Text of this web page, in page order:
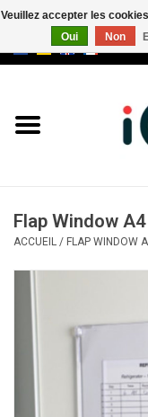
Marques
Appelez-nous au +32 3
Flap Window A4
ACCUEIL / FLAP WINDOW
Veuillez accepter les
Oui
Non